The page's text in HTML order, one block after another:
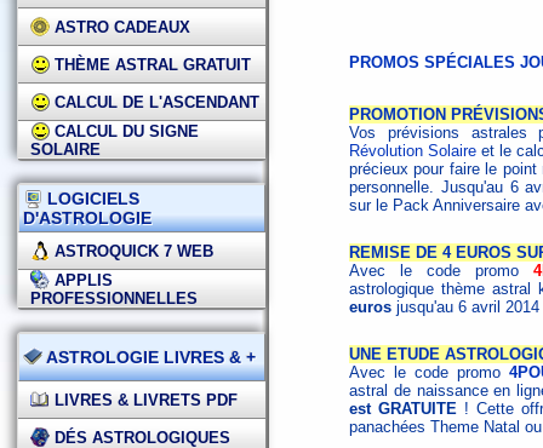
ASTRO CADEAUX
THÈME ASTRAL GRATUIT
CALCUL DE L'ASCENDANT
CALCUL DU SIGNE
SOLAIRE
LOGICIELS
D'ASTROLOGIE
ASTROQUICK 7 WEB
APPLIS
PROFESSIONNELLES
ASTROLOGIE LIVRES & +
LIVRES & LIVRETS PDF
DÉS ASTROLOGIQUES
PROMOS SPÉCIALES
PROMOTION
Vos prévisions astrales
Révolution Solaire et le
précieux pour faire le
personnelle. Jusqu'au 6
sur le Pack Anniversaire
REMISE DE 4 EUROS
Avec le code promo
astrologique thème
euros jusqu'au 6 avril
UNE ETUDE
Avec le code promo
astral de naissance en
est GRATUITE ! Cette
panachées Theme Natal